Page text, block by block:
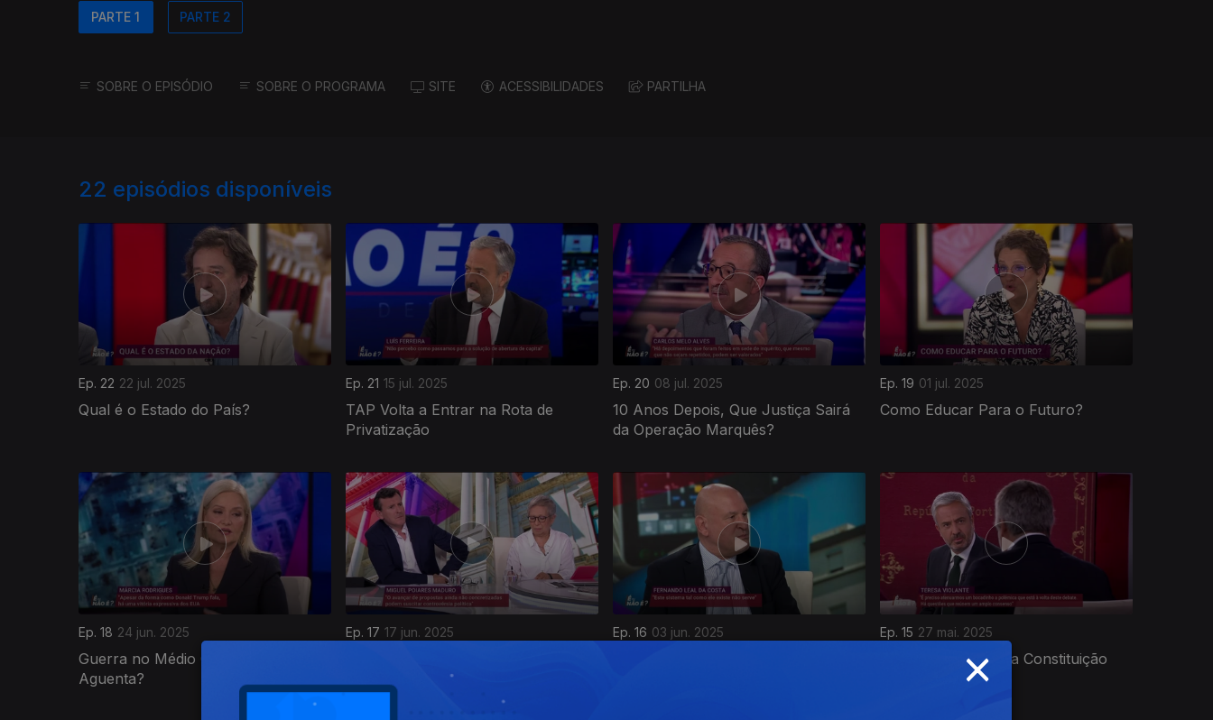
PARTE 1 PARTE 2
SOBRE O EPISÓDIO SOBRE O PROGRAMA SITE ACESSIBILIDADES PARTILHA
22 episódios disponíveis
Ep. 22 22 jul. 2025
Qual é o Estado do País?
Ep. 21 15 jul. 2025
TAP Volta a Entrar na Rota de
Privatização
Ep. 20 08 jul. 2025
10 Anos Depois, Que Justiça Sairá
da Operação Marquês?
Ep. 19 01 jul. 2025
Como Educar Para o Futuro?
Ep. 18 24 jun. 2025
Guerra no Médio Oriente: O Mundo
Aguenta?
Ep. 17 17 jun. 2025 Ep. 16 03 jun. 2025 Ep. 15 27 mai. 2025
Faz Sentido Rever a Constituição
Neste Momento?
×